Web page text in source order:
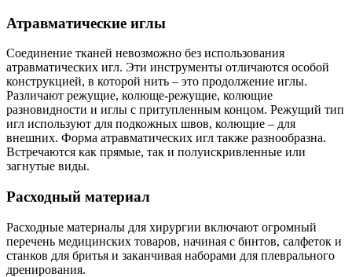
Атравматические иглы
Соединение тканей невозможно без использования
атравматических игл. Эти инструменты отличаются особой
конструкцией, в которой нить – это продолжение иглы.
Различают режущие, колюще-режущие, колющие
разновидности и иглы с притупленным концом. Режущий тип
игл используют для подкожных швов, колющие – для
внешних. Форма атравматических игл также разнообразна.
Встречаются как прямые, так и полуискривленные или
загнутые виды.
Расходный материал
Расходные материалы для хирургии включают огромный
перечень медицинских товаров, начиная с бинтов, салфеток и
станков для бритья и заканчивая наборами для плеврального
дренирования.